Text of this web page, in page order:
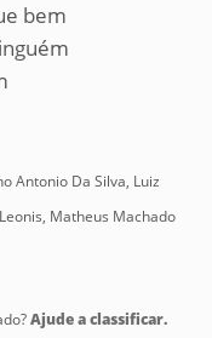
bem
Antonio Da Silva, Luiz
Matheus Machado
Ajude a classificar.